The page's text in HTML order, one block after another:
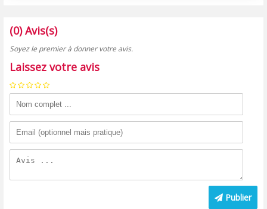
(0) Avis(s)
Soyez le premier à donner votre avis.
Laissez votre avis
Publier